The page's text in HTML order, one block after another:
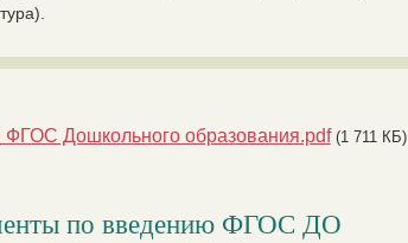
ФГОС Дошкольного образования.pdf (1 711 КБ)
по введению ФГОС ДО